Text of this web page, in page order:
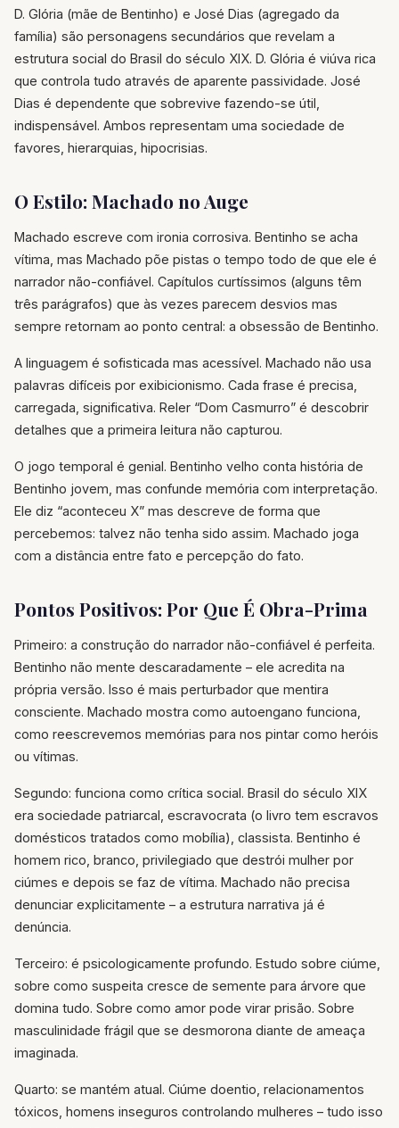
D. Glória (mãe de Bentinho) e José Dias (agregado da
família) são personagens secundários que revelam a
estrutura social do Brasil do século XIX. D. Glória é viúva rica
que controla tudo através de aparente passividade. José
Dias é dependente que sobrevive fazendo-se útil,
indispensável. Ambos representam uma sociedade de
favores, hierarquias, hipocrisias.
O Estilo: Machado no Auge
Machado escreve com ironia corrosiva. Bentinho se acha
vítima, mas Machado põe pistas o tempo todo de que ele é
narrador não-confiável. Capítulos curtíssimos (alguns têm
três parágrafos) que às vezes parecem desvios mas
sempre retornam ao ponto central: a obsessão de Bentinho.
A linguagem é sofisticada mas acessível. Machado não usa
palavras difíceis por exibicionismo. Cada frase é precisa,
carregada, significativa. Reler “Dom Casmurro” é descobrir
detalhes que a primeira leitura não capturou.
O jogo temporal é genial. Bentinho velho conta história de
Bentinho jovem, mas confunde memória com interpretação.
Ele diz “aconteceu X” mas descreve de forma que
percebemos: talvez não tenha sido assim. Machado joga
com a distância entre fato e percepção do fato.
Pontos Positivos: Por Que É Obra-Prima
Primeiro: a construção do narrador não-confiável é perfeita.
Bentinho não mente descaradamente – ele acredita na
própria versão. Isso é mais perturbador que mentira
consciente. Machado mostra como autoengano funciona,
como reescrevemos memórias para nos pintar como heróis
ou vítimas.
Segundo: funciona como crítica social. Brasil do século XIX
era sociedade patriarcal, escravocrata (o livro tem escravos
domésticos tratados como mobília), classista. Bentinho é
homem rico, branco, privilegiado que destrói mulher por
ciúmes e depois se faz de vítima. Machado não precisa
denunciar explicitamente – a estrutura narrativa já é
denúncia.
Terceiro: é psicologicamente profundo. Estudo sobre ciúme,
sobre como suspeita cresce de semente para árvore que
domina tudo. Sobre como amor pode virar prisão. Sobre
masculinidade frágil que se desmorona diante de ameaça
imaginada.
Quarto: se mantém atual. Ciúme doentio, relacionamentos
tóxicos, homens inseguros controlando mulheres – tudo isso